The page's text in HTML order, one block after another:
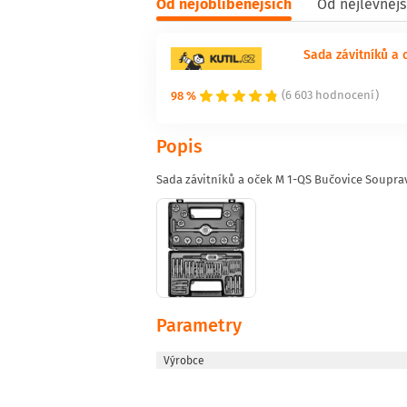
98 % (6 603 hodnocení)
Sada závitníků a
Popis
Sada závitníků a oček M 1-QS Bučovice
Parametry
Výrobce